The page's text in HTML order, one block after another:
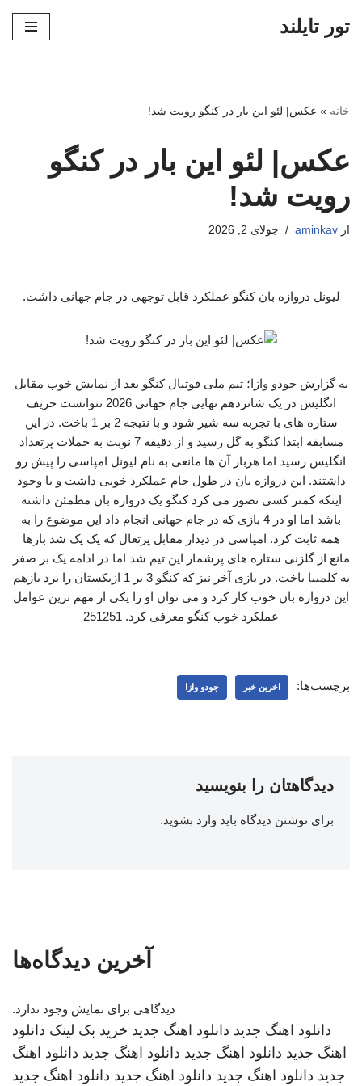
تور تایلند
خانه » عکس| لئو این بار در کنگو رویت شد!
عکس| لئو این بار در کنگو
رویت شد!
از aminkav جولای 2, 2026
لیونل دروازه بان کنگو عملکرد قابل توجهی در جام جهانی داشت.
به گزارش جودو وازا؛ تیم ملی فوتبال کنگو بعد از نمایش خوب مقابل
انگلیس در یک شانزدهم نهایی جام جهانی 2026 نتوانست حریف
ستاره های با تجربه سه شیر شود و با نتیجه 2 بر 1 باخت. در این
مسابقه ابتدا کنگو به گل رسید و از دقیقه 7 نوبت به حملات پرتعداد
انگلیس رسید اما هربار آن ها مانعی به نام لیونل امپاسی را پیش رو
داشتند. این دروازه بان در طول جام عملکرد خوبی داشت و با وجود
اینکه کمتر کسی تصور می کرد کنگو یک دروازه بان مطمئن داشته
باشد اما او در 4 بازی که در جام جهانی انجام داد این موضوع را به
همه ثابت کرد. امپاسی در دیدار مقابل پرتغال که یک یک شد بارها
مانع از گلزنی ستاره های پرشمار این تیم شد اما در ادامه یک بر صفر
به کلمبیا باخت. در بازی آخر نیز که کنگو 3 بر 1 ازبکستان را برد بازهم
این دروازه بان خوب کار کرد و می توان او را یکی از مهم ترین عوامل
عملکرد خوب کنگو معرفی کرد. 251251
برچسب‌ها: اخرین خبر جودو وازا
دیدگاهتان را بنویسید
برای نوشتن دیدگاه باید وارد بشوید.
آخرین دیدگاه‌ها
دیدگاهی برای نمایش وجود ندارد.
دانلود اهنگ جدید دانلود اهنگ جدید خرید بک لینک دانلود
اهنگ جدید دانلود اهنگ جدید دانلود اهنگ جدید دانلود اهنگ
جدید دانلود اهنگ جدید دانلود اهنگ جدید دانلود اهنگ جدید